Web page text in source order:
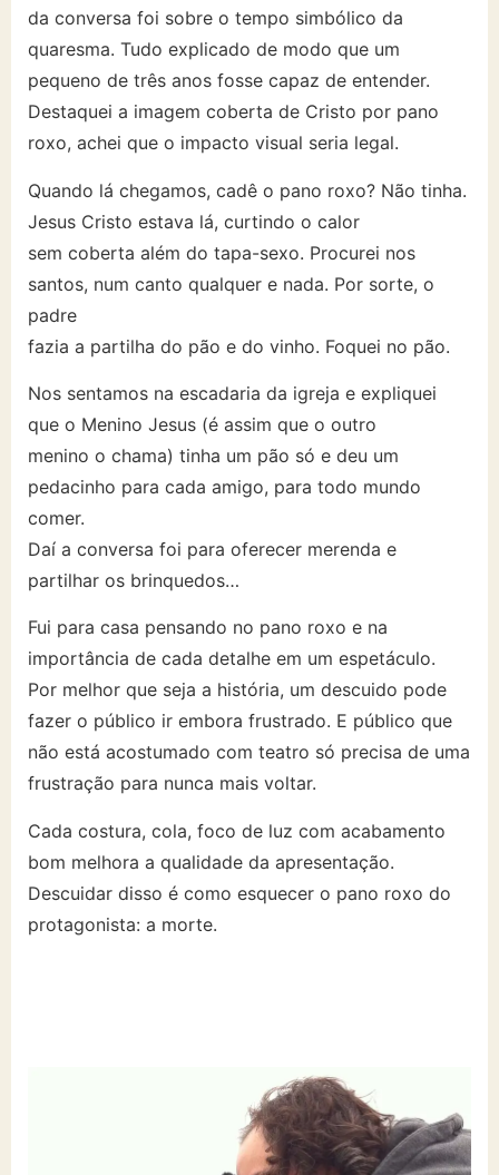
da conversa foi sobre o tempo simbólico da
quaresma. Tudo explicado de modo que um
pequeno de três anos fosse capaz de entender.
Destaquei a imagem coberta de Cristo por pano
roxo, achei que o impacto visual seria legal.
Quando lá chegamos, cadê o pano roxo? Não tinha.
Jesus Cristo estava lá, curtindo o calor
sem coberta além do tapa-sexo. Procurei nos
santos, num canto qualquer e nada. Por sorte, o
padre
fazia a partilha do pão e do vinho. Foquei no pão.
Nos sentamos na escadaria da igreja e expliquei
que o Menino Jesus (é assim que o outro
menino o chama) tinha um pão só e deu um
pedacinho para cada amigo, para todo mundo
comer.
Daí a conversa foi para oferecer merenda e
partilhar os brinquedos…
Fui para casa pensando no pano roxo e na
importância de cada detalhe em um espetáculo.
Por melhor que seja a história, um descuido pode
fazer o público ir embora frustrado. E público que
não está acostumado com teatro só precisa de uma
frustração para nunca mais voltar.
Cada costura, cola, foco de luz com acabamento
bom melhora a qualidade da apresentação.
Descuidar disso é como esquecer o pano roxo do
protagonista: a morte.